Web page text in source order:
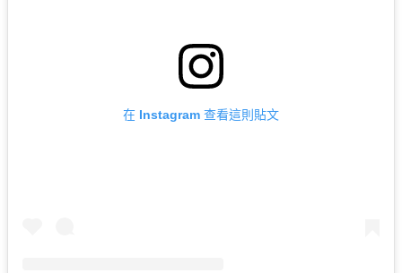
在 Instagram 查看這則貼文